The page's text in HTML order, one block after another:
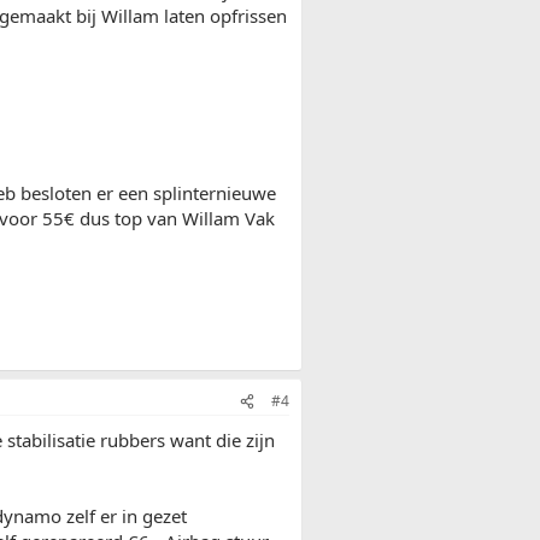
bij Willam laten opfrissen
besloten er een splinternieuwe
55€ dus top van Willam Vak
#4
rubbers want die zijn
zelf er in gezet